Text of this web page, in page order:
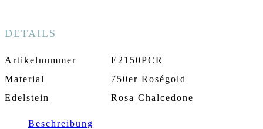
DETAILS
Artikelnummer
E2150PCR
Material
750er Roségold
Edelstein
Rosa Chalcedone
Beschreibung